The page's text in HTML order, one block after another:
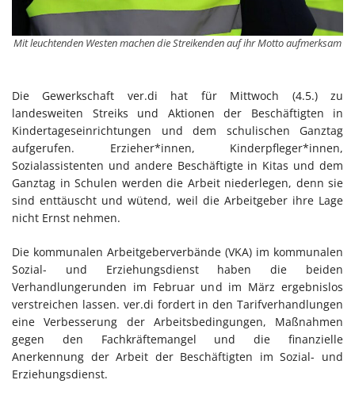
Mit leuchtenden Westen machen die Streikenden auf ihr Motto aufmerksam
Die Gewerkschaft ver.di hat für Mittwoch (4.5.) zu
landesweiten Streiks und Aktionen der Beschäftigten in
Kindertageseinrichtungen und dem schulischen Ganztag
aufgerufen. Erzieher*innen, Kinderpfleger*innen,
Sozialassistenten und andere Beschäftigte in Kitas und dem
Ganztag in Schulen werden die Arbeit niederlegen, denn sie
sind enttäuscht und wütend, weil die Arbeitgeber ihre Lage
nicht Ernst nehmen.
Die kommunalen Arbeitgeberverbände (VKA) im kommunalen
Sozial- und Erziehungsdienst haben die beiden
Verhandlungerunden im Februar und im März ergebnislos
verstreichen lassen. ver.di fordert in den Tarifverhandlungen
eine Verbesserung der Arbeitsbedingungen, Maßnahmen
gegen den Fachkräftemangel und die finanzielle
Anerkennung der Arbeit der Beschäftigten im Sozial- und
Erziehungsdienst.